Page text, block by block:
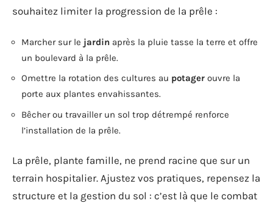
souhaitez limiter la progression de la prêle :
Marcher sur le jardin après la pluie tasse la terre et offre
un boulevard à la prêle.
Omettre la rotation des cultures au potager ouvre la
porte aux plantes envahissantes.
Bêcher ou travailler un sol trop détrempé renforce
l’installation de la prêle.
La prêle, plante famille, ne prend racine que sur un
terrain hospitalier. Ajustez vos pratiques, repensez la
structure et la gestion du sol : c’est là que le combat